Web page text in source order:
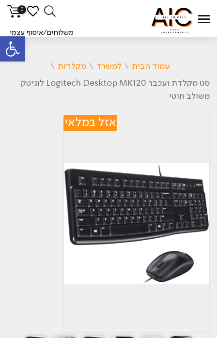
פתח
0
משלוחים/איסוף עצמי
עמוד הבית \ למשרד \ מקלדות \
סט ‏מקלדת ועכבר Logitech Desktop MK120 לוגיטק
משולב חוטי
אזל במלאי